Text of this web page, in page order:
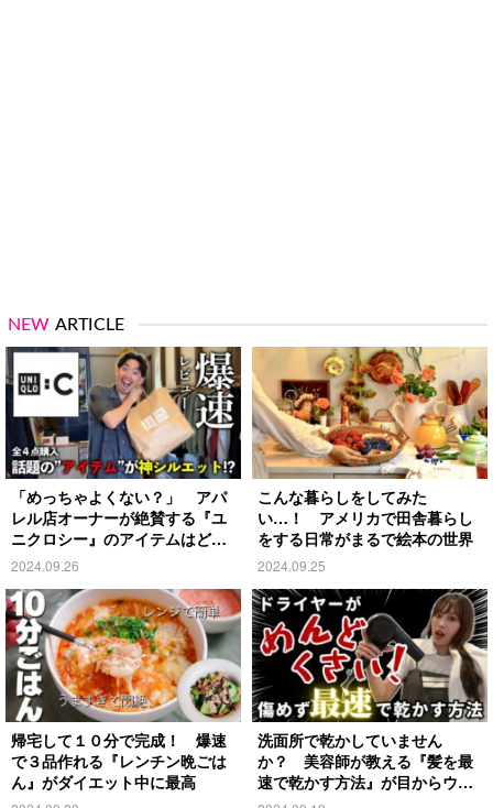
NEW ARTICLE
「めっちゃよくない？」 アパ
レル店オーナーが絶賛する『ユ
ニクロシー』のアイテムはど
れ？
2024.09.26
こんな暮らしをしてみた
い…！ アメリカで田舎暮らし
をする日常がまるで絵本の世界
2024.09.25
帰宅して１０分で完成！ 爆速
で３品作れる『レンチン晩ごは
ん』がダイエット中に最高
洗面所で乾かしていません
か？ 美容師が教える『髪を最
速で乾かす方法』が目からウロ
コ